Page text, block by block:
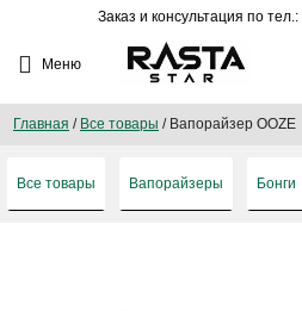
Заказ и консультация по тел.:
Меню
Главная / Все товары / Вапорайзер OOZE
Все товары Вапорайзеры Бонги